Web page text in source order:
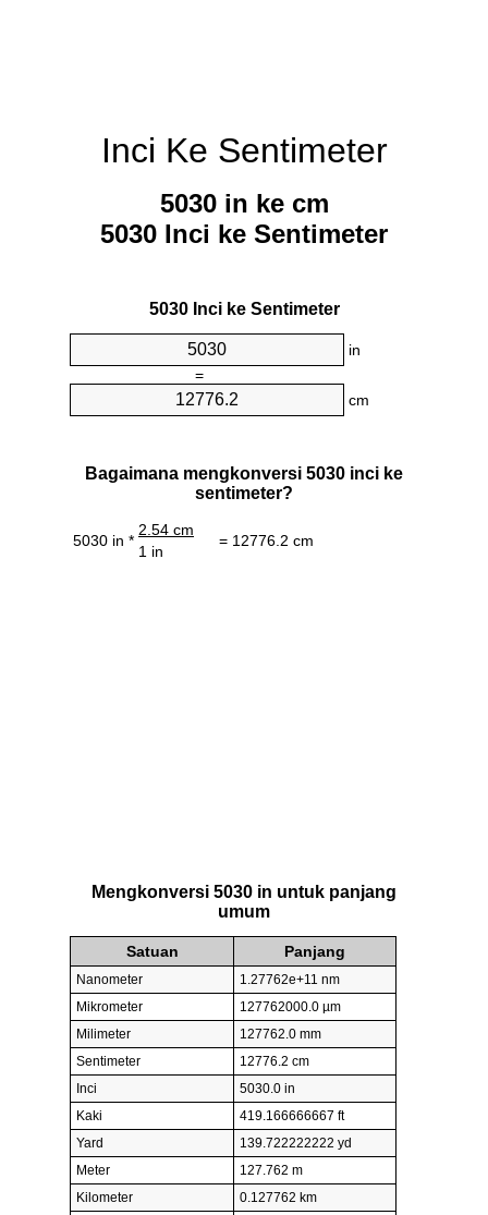
Inci Ke Sentimeter
5030 in ke cm
5030 Inci ke Sentimeter
5030 Inci ke Sentimeter
in
=
cm
Bagaimana mengkonversi 5030 inci ke
sentimeter?
5030 in *
2.54 cm
= 12776.2 cm
1 in
Mengkonversi 5030 in untuk panjang
umum
Satuan Panjang
Nanometer
1.27762e+11 nm
Mikrometer
127762000.0 µm
Milimeter
127762.0 mm
Sentimeter
12776.2 cm
Inci
5030.0 in
Kaki
419.166666667 ft
Yard
139.722222222 yd
Meter
127.762 m
Kilometer
0.127762 km